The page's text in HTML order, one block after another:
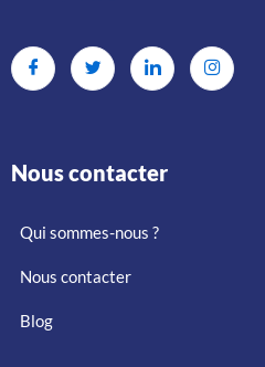
Nous contacter
Qui sommes-nous ?
Nous contacter
Blog